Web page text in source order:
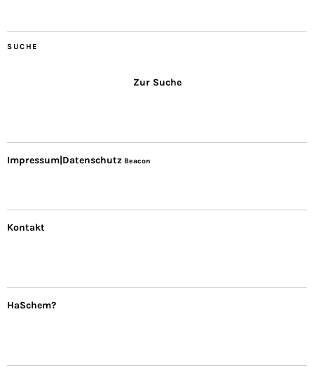
SUCHE
Zur Suche
Impressum|Datenschutz Beacon
Kontakt
HaSchem?